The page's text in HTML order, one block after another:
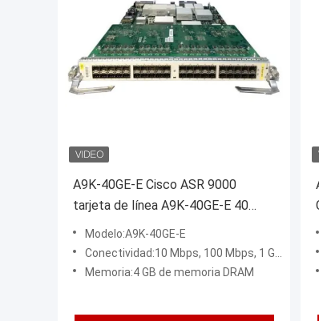
A9K-40GE-E Cisco ASR 9000
tarjeta de línea A9K-40GE-E 40
puertos GE tarjeta de línea
extendida requiere SFP
Modelo:A9K-40GE-E
Conectividad:10 Mbps, 100 Mbps, 1 Gbps y 10 Gbps 802.3 Ethernet
Memoria:4 GB de memoria DRAM